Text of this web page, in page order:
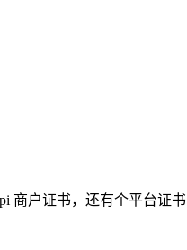
商户证书，还有个平台